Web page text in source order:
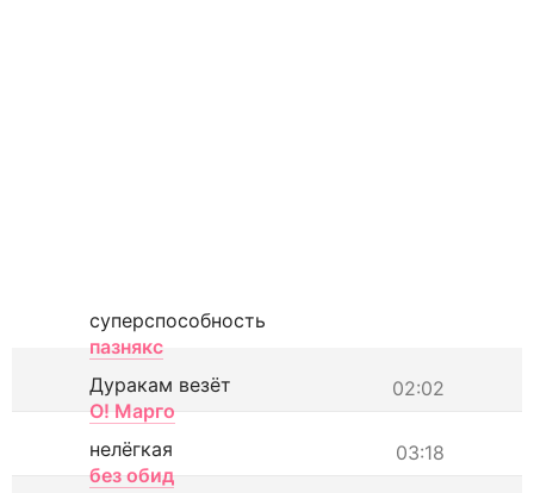
суперспособность
пазнякс
02:02
Дуракам везёт
О! Марго
03:18
нелёгкая
без обид